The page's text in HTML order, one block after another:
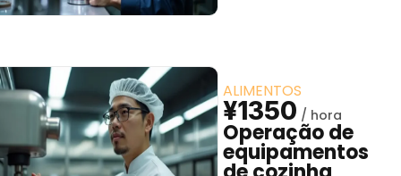
ALIMENTOS
¥1350
Operação de
equipamentos